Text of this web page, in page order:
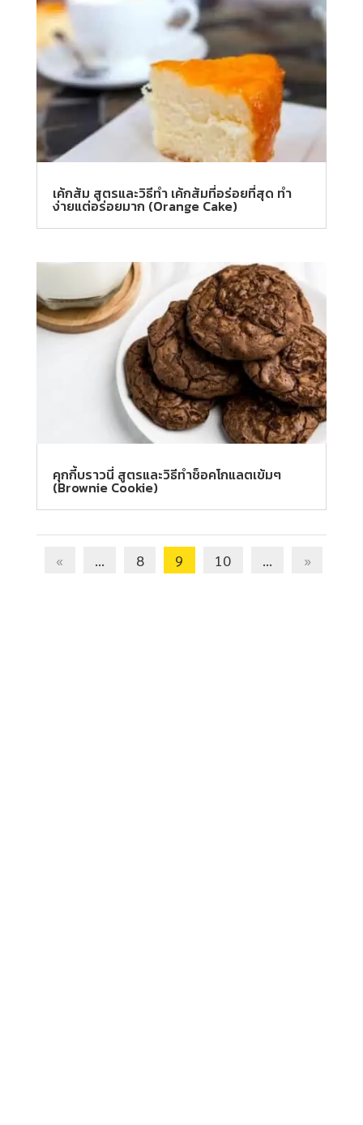
เค้กส้ม สูตรและวิธีทำ เค้กส้มที่อร่อยที่สุด ทำ
ง่ายแต่อร่อยมาก (Orange Cake)
คุกกี้บราวนี่ สูตรและวิธีทำช็อคโกแลตเข้มๆ
(Brownie Cookie)
« ... 8 9 10 ... »